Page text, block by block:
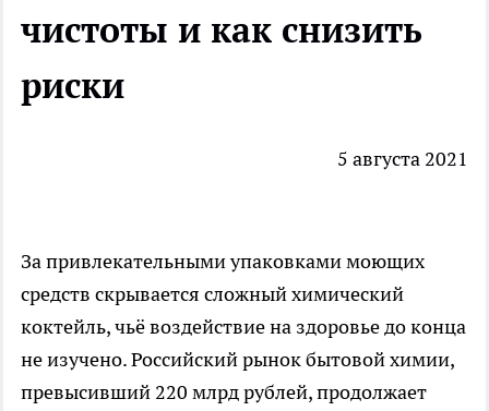
чистоты и как снизить
риски
5 августа 2021
За привлекательными упаковками моющих
средств скрывается сложный химический
коктейль, чьё воздействие на здоровье до конца
не изучено. Российский рынок бытовой химии,
превысивший 220 млрд рублей, продолжает